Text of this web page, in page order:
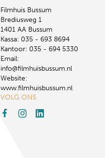
Filmhuis Bussum
Brediusweg 1
1401 AA Bussum
Kassa: 035 - 693 8694
Kantoor: 035 - 694 5330
Email:
info@filmhuisbussum.nl
Website:
www.filmhuisbussum.nl
VOLG ONS